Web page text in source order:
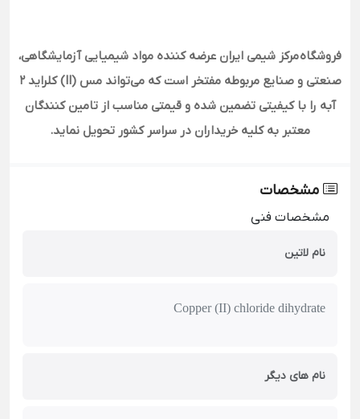
فروشگاه مرکز شیمی ایران عرضه کننده مواد شیمیایی آزمایشگاهی،
صنعتی و صنایع مربوطه مفتخر است که می‌تواند مس (II) کلراید 2
آبه را با کیفیتی تضمین شده و قیمتی مناسب از تامین کنندگان
معتبر به کلیه خریداران در سراسر کشور تحویل نماید.
مشخصات
مشخصات فنی
نام لاتین
Copper (II) chloride dihydrate
نام های دیگر